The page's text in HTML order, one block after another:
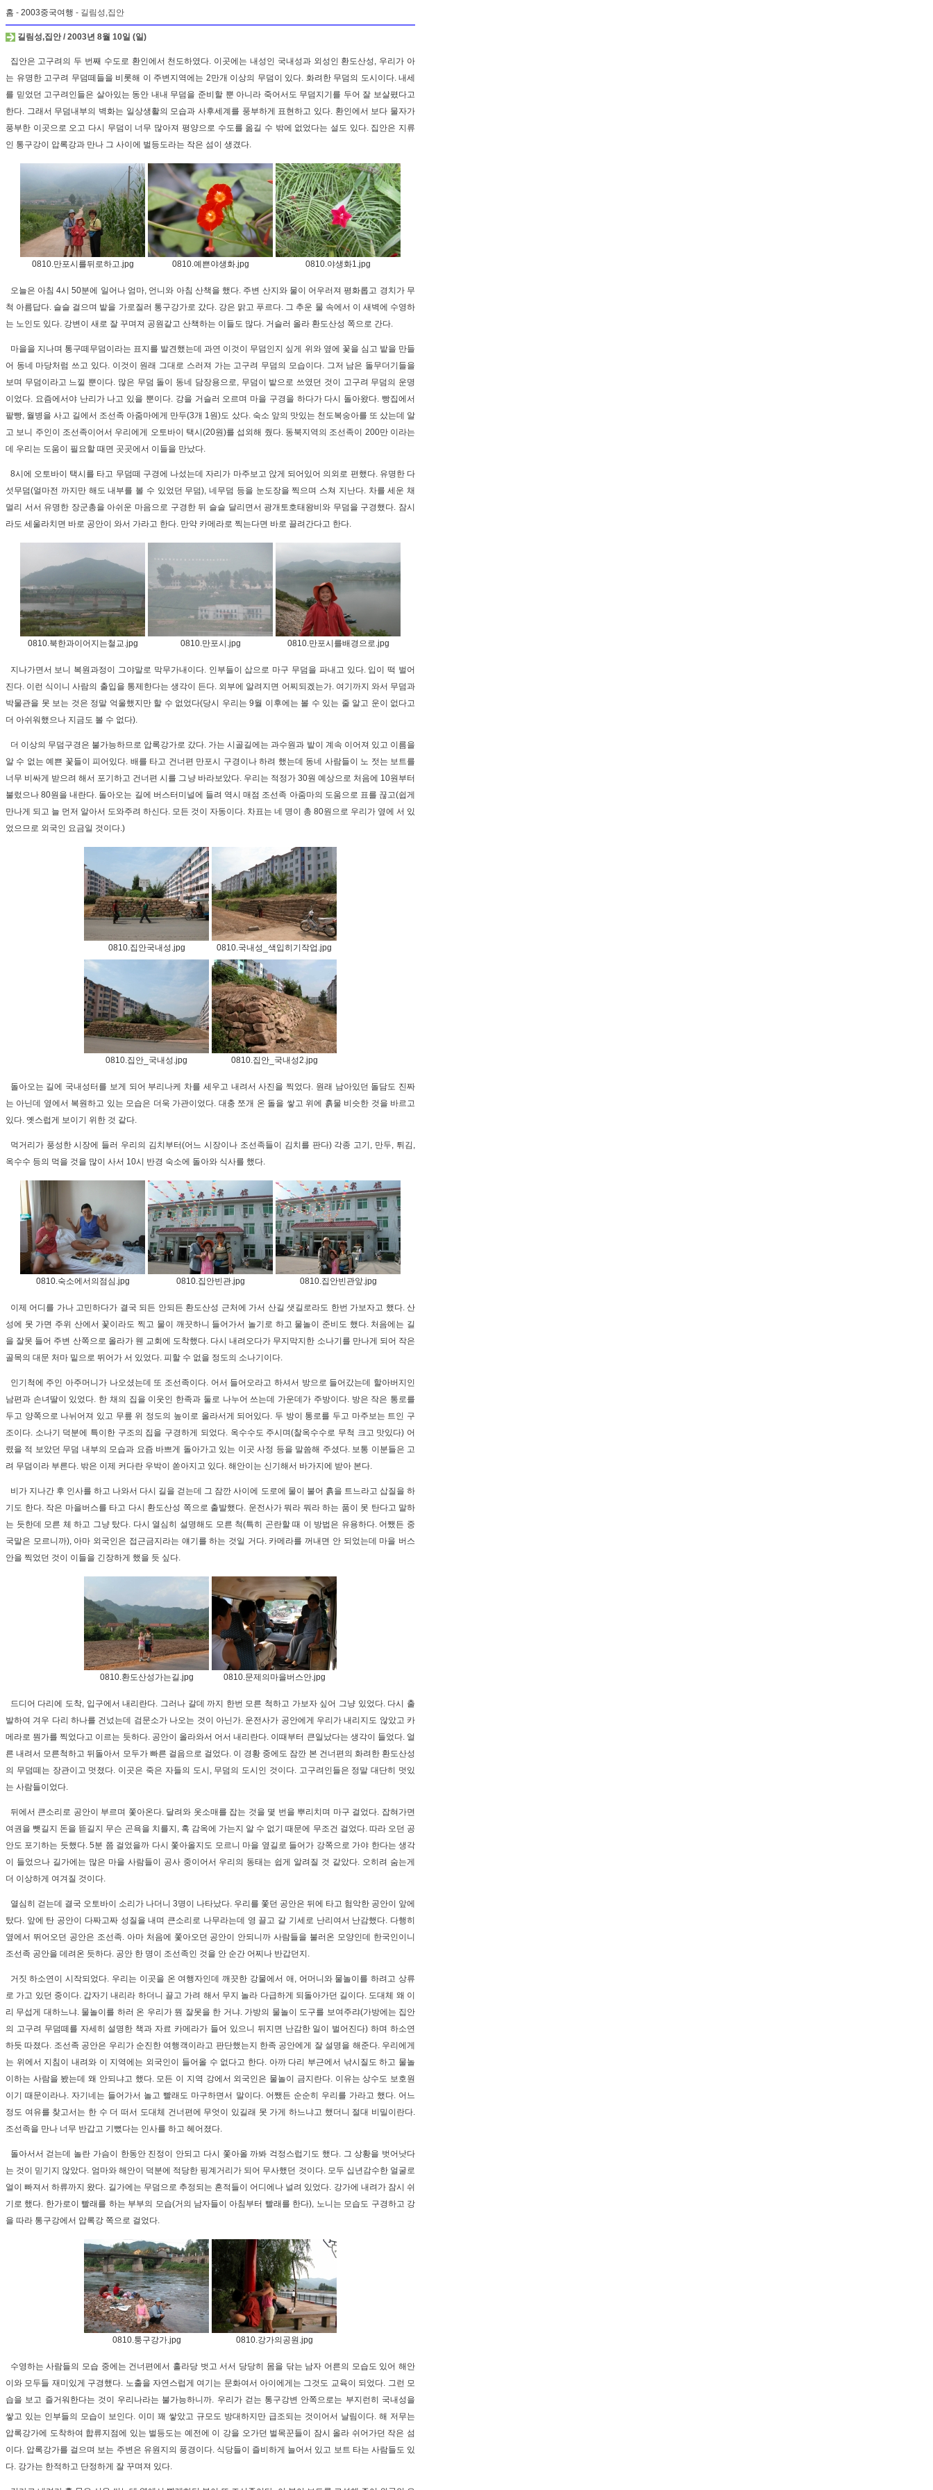
홈 - 2003중국여행 - 길림성,집안
길림성,집안 / 2003년 8월 10일 (일)
집안은 고구려의 두 번째 수도로 환인에서 천도하였다. 이곳에는 내성인 국내성과 외성인 환도산성, 우리가 아
는 유명한 고구려 무덤떼들을 비롯해 이 주변지역에는 2만개 이상의 무덤이 있다. 화려한 무덤의 도시이다. 내세
를 믿었던 고구려인들은 살아있는 동안 내내 무덤을 준비할 뿐 아니라 죽어서도 무덤지기를 두어 잘 보살폈다고
한다. 그래서 무덤내부의 벽화는 일상생활의 모습과 사후세계를 풍부하게 표현하고 있다. 환인에서 보다 물자가
풍부한 이곳으로 오고 다시 무덤이 너무 많아져 평양으로 수도를 옮길 수 밖에 없었다는 설도 있다. 집안은 지류
인 통구강이 압록강과 만나 그 사이에 벌등도라는 작은 섬이 생겼다.
0810.만포시를뒤로하고.jpg 0810.예쁜야생화.jpg 0810.야생화1.jpg
오늘은 아침 4시 50분에 일어나 엄마, 언니와 아침 산책을 했다. 주변 산지와 물이 어우러져 평화롭고 경치가 무
척 아름답다. 슬슬 걸으며 밭을 가로질러 통구강가로 갔다. 강은 맑고 푸르다. 그 추운 물 속에서 이 새벽에 수영하
는 노인도 있다. 강변이 새로 잘 꾸며져 공원같고 산책하는 이들도 많다. 거슬러 올라 환도산성 쪽으로 간다.
마을을 지나며 통구떼무덤이라는 표지를 발견했는데 과연 이것이 무덤인지 싶게 위와 옆에 꽃을 심고 밭을 만들
어 동네 마당처럼 쓰고 있다. 이것이 원래 그대로 스러져 가는 고구려 무덤의 모습이다. 그저 남은 돌무더기들을
보며 무덤이라고 느낄 뿐이다. 많은 무덤 돌이 동네 담장용으로, 무덤이 밭으로 쓰였던 것이 고구려 무덤의 운명
이었다. 요즘에서야 난리가 나고 있을 뿐이다. 강을 거슬러 오르며 마을 구경을 하다가 다시 돌아왔다. 빵집에서
팥빵, 월병을 사고 길에서 조선족 아줌마에게 만두(3개 1원)도 샀다. 숙소 앞의 맛있는 천도복숭아를 또 샀는데 알
고 보니 주인이 조선족이어서 우리에게 오토바이 택시(20원)를 섭외해 줬다. 동북지역의 조선족이 200만 이라는
데 우리는 도움이 필요할 때면 곳곳에서 이들을 만났다.
8시에 오토바이 택시를 타고 무덤떼 구경에 나섰는데 자리가 마주보고 앉게 되어있어 의외로 편했다. 유명한 다
섯무덤(얼마전 까지만 해도 내부를 볼 수 있었던 무덤), 네무덤 등을 눈도장을 찍으며 스쳐 지난다. 차를 세운 채
멀리 서서 유명한 장군총을 아쉬운 마음으로 구경한 뒤 슬슬 달리면서 광개토호태왕비와 무덤을 구경했다. 잠시
라도 세울라치면 바로 공안이 와서 가라고 한다. 만약 카메라로 찍는다면 바로 끌려간다고 한다.
0810.북한과이어지는철교.jpg 0810.만포시.jpg 0810.만포시를배경으로.jpg
지나가면서 보니 복원과정이 그야말로 막무가내이다. 인부들이 삽으로 마구 무덤을 파내고 있다. 입이 떡 벌어
진다. 이런 식이니 사람의 출입을 통제한다는 생각이 든다. 외부에 알려지면 어찌되겠는가. 여기까지 와서 무덤과
박물관을 못 보는 것은 정말 억울했지만 할 수 없었다(당시 우리는 9월 이후에는 볼 수 있는 줄 알고 운이 없다고
더 아쉬워했으나 지금도 볼 수 없다).
더 이상의 무덤구경은 불가능하므로 압록강가로 갔다. 가는 시골길에는 과수원과 밭이 계속 이어져 있고 이름을
알 수 없는 예쁜 꽃들이 피어있다. 배를 타고 건너편 만포시 구경이나 하려 했는데 동네 사람들이 노 젓는 보트를
너무 비싸게 받으려 해서 포기하고 건너편 시를 그냥 바라보았다. 우리는 적정가 30원 예상으로 처음에 10원부터
불렀으나 80원을 내란다. 돌아오는 길에 버스터미널에 들려 역시 매점 조선족 아줌마의 도움으로 표를 끊고(쉽게
만나게 되고 늘 먼저 알아서 도와주려 하신다. 모든 것이 자동이다. 차표는 네 명이 총 80원으로 우리가 옆에 서 있
었으므로 외국인 요금일 것이다.)
0810.집안국내성.jpg 0810.국내성_색입히기작업.jpg
0810.집안_국내성.jpg 0810.집안_국내성2.jpg
돌아오는 길에 국내성터를 보게 되어 부리나케 차를 세우고 내려서 사진을 찍었다. 원래 남아있던 돌담도 진짜
는 아닌데 옆에서 복원하고 있는 모습은 더욱 가관이었다. 대충 쪼개 온 돌을 쌓고 위에 흙물 비슷한 것을 바르고
있다. 옛스럽게 보이기 위한 것 같다.
먹거리가 풍성한 시장에 들러 우리의 김치부터(어느 시장이나 조선족들이 김치를 판다) 각종 고기, 만두, 튀김,
옥수수 등의 먹을 것을 많이 사서 10시 반경 숙소에 돌아와 식사를 했다.
0810.숙소에서의점심.jpg 0810.집안빈관.jpg 0810.집안빈관앞.jpg
이제 어디를 가나 고민하다가 결국 되든 안되든 환도산성 근처에 가서 산길 샛길로라도 한번 가보자고 했다. 산
성에 못 가면 주위 산에서 꽃이라도 찍고 물이 깨끗하니 들어가서 놀기로 하고 물놀이 준비도 했다. 처음에는 길
을 잘못 들어 주변 산쪽으로 올라가 웬 교회에 도착했다. 다시 내려오다가 무지막지한 소나기를 만나게 되어 작은
골목의 대문 처마 밑으로 뛰어가 서 있었다. 피할 수 없을 정도의 소나기이다.
인기척에 주인 아주머니가 나오셨는데 또 조선족이다. 어서 들어오라고 하셔서 방으로 들어갔는데 할아버지인
남편과 손녀딸이 있었다. 한 채의 집을 이웃인 한족과 둘로 나누어 쓰는데 가운데가 주방이다. 방은 작은 통로를
두고 양쪽으로 나뉘어져 있고 무릎 위 정도의 높이로 올라서게 되어있다. 두 방이 통로를 두고 마주보는 트인 구
조이다. 소나기 덕분에 특이한 구조의 집을 구경하게 되었다. 옥수수도 주시며(찰옥수수로 무척 크고 맛있다) 어
렸을 적 보았던 무덤 내부의 모습과 요즘 바쁘게 돌아가고 있는 이곳 사정 등을 말씀해 주셨다. 보통 이분들은 고
려 무덤이라 부른다. 밖은 이제 커다란 우박이 쏟아지고 있다. 해안이는 신기해서 바가지에 받아 본다.
비가 지나간 후 인사를 하고 나와서 다시 길을 걷는데 그 잠깐 사이에 도로에 물이 불어 흙을 트느라고 삽질을 하
기도 한다. 작은 마을버스를 타고 다시 환도산성 쪽으로 출발했다. 운전사가 뭐라 뭐라 하는 품이 못 탄다고 말하
는 듯한데 모른 체 하고 그냥 탔다. 다시 열심히 설명해도 모른 척(특히 곤란할 때 이 방법은 유용하다. 어쨌든 중
국말은 모르니까), 아마 외국인은 접근금지라는 얘기를 하는 것일 거다. 카메라를 꺼내면 안 되었는데 마을 버스
안을 찍었던 것이 이들을 긴장하게 했을 듯 싶다.
0810.환도산성가는길.jpg 0810.문제의마을버스안.jpg
드디어 다리에 도착, 입구에서 내리란다. 그러나 갈데 까지 한번 모른 척하고 가보자 싶어 그냥 있었다. 다시 출
발하여 겨우 다리 하나를 건넜는데 검문소가 나오는 것이 아닌가. 운전사가 공안에게 우리가 내리지도 않았고 카
메라로 뭔가를 찍었다고 이르는 듯하다. 공안이 올라와서 어서 내리란다. 이때부터 큰일났다는 생각이 들었다. 얼
른 내려서 모른척하고 뒤돌아서 모두가 빠른 걸음으로 걸었다. 이 경황 중에도 잠깐 본 건너편의 화려한 환도산성
의 무덤떼는 장관이고 멋졌다. 이곳은 죽은 자들의 도시, 무덤의 도시인 것이다. 고구려인들은 정말 대단히 멋있
는 사람들이었다.
뒤에서 큰소리로 공안이 부르며 쫓아온다. 달려와 옷소매를 잡는 것을 몇 번을 뿌리치며 마구 걸었다. 잡혀가면
여권을 뺏길지 돈을 뜯길지 무슨 곤욕을 치를지, 혹 감옥에 가는지 알 수 없기 때문에 무조건 걸었다. 따라 오던 공
안도 포기하는 듯했다. 5분 쯤 걸었을까 다시 쫓아올지도 모르니 마을 옆길로 들어가 강쪽으로 가야 한다는 생각
이 들었으나 길가에는 많은 마을 사람들이 공사 중이어서 우리의 동태는 쉽게 알려질 것 같았다. 오히려 숨는게
더 이상하게 여겨질 것이다.
열심히 걷는데 결국 오토바이 소리가 나더니 3명이 나타났다. 우리를 쫓던 공안은 뒤에 타고 험악한 공안이 앞에
탔다. 앞에 탄 공안이 다짜고짜 성질을 내며 큰소리로 나무라는데 영 끌고 갈 기세로 난리여서 난감했다. 다행히
옆에서 뛰어오던 공안은 조선족. 아마 처음에 쫓아오던 공안이 안되니까 사람들을 불러온 모양인데 한국인이니
조선족 공안을 데려온 듯하다. 공안 한 명이 조선족인 것을 안 순간 어찌나 반갑던지.
거짓 하소연이 시작되었다. 우리는 이곳을 온 여행자인데 깨끗한 강물에서 애, 어머니와 물놀이를 하려고 상류
로 가고 있던 중이다. 갑자기 내리라 하더니 끌고 가려 해서 무지 놀라 다급하게 되돌아가던 길이다. 도대체 왜 이
리 무섭게 대하느냐. 물놀이를 하러 온 우리가 뭔 잘못을 한 거냐. 가방의 물놀이 도구를 보여주랴(가방에는 집안
의 고구려 무덤떼를 자세히 설명한 책과 자료 카메라가 들어 있으니 뒤지면 난감한 일이 벌어진다) 하며 하소연
하듯 따졌다. 조선족 공안은 우리가 순진한 여행객이라고 판단했는지 한족 공안에게 잘 설명을 해준다. 우리에게
는 위에서 지침이 내려와 이 지역에는 외국인이 들어올 수 없다고 한다. 아까 다리 부근에서 낚시질도 하고 물놀
이하는 사람을 봤는데 왜 안되냐고 했다. 모든 이 지역 강에서 외국인은 물놀이 금지란다. 이유는 상수도 보호원
이기 때문이라나. 자기네는 들어가서 놀고 빨래도 마구하면서 말이다. 어쨌든 순순히 우리를 가라고 했다. 어느
정도 여유를 찾고서는 한 수 더 떠서 도대체 건너편에 무엇이 있길래 못 가게 하느냐고 했더니 절대 비밀이란다.
조선족을 만나 너무 반갑고 기뻤다는 인사를 하고 헤어졌다.
돌아서서 걷는데 놀란 가슴이 한동안 진정이 안되고 다시 쫓아올 까봐 걱정스럽기도 했다. 그 상황을 벗어낫다
는 것이 믿기지 않았다. 엄마와 해안이 덕분에 적당한 핑계거리가 되어 무사했던 것이다. 모두 십년감수한 얼굴로
얼이 빠져서 하류까지 왔다. 길가에는 무덤으로 추정되는 흔적들이 어디에나 널려 있었다. 강가에 내려가 잠시 쉬
기로 했다. 한가로이 빨래를 하는 부부의 모습(거의 남자들이 아침부터 빨래를 한다), 노니는 모습도 구경하고 강
을 따라 통구강에서 압록강 쪽으로 걸었다.
0810.퉁구강가.jpg 0810.강가의공원.jpg
수영하는 사람들의 모습 중에는 건너편에서 홀라당 벗고 서서 당당히 몸을 닦는 남자 어른의 모습도 있어 해안
이와 모두들 재미있게 구경했다. 노출을 자연스럽게 여기는 문화여서 아이에게는 그것도 교육이 되었다. 그런 모
습을 보고 즐거워한다는 것이 우리나라는 불가능하니까. 우리가 걷는 통구강변 안쪽으로는 부지런히 국내성을
쌓고 있는 인부들의 모습이 보인다. 이미 꽤 쌓았고 규모도 방대하지만 급조되는 것이어서 날림이다. 해 저무는
압록강가에 도착하여 합류지점에 있는 벌등도는 예전에 이 강을 오가던 벌목꾼들이 잠시 올라 쉬어가던 작은 섬
이다. 압록강가를 걸으며 보는 주변은 유원지의 풍경이다. 식당들이 즐비하게 늘어서 있고 보트 타는 사람들도 있
다. 강가는 한적하고 단정하게 잘 꾸며져 있다.